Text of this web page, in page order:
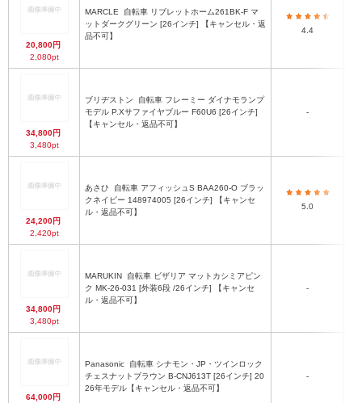
20,800円
2,080pt
MARCLE
ットダークグリーン [26インチ] 【キャンセル・返
品不可】
4.4
34,800円
3,480pt
ブリヂストン
モデル P.Xサファイヤブルー F60U6 [26インチ]
【キャンセル・返品不可】
-
24,200円
2,420pt
あさひ
クネイビー 148974005 [26インチ] 【キャンセ
ル・返品不可】
5.0
34,800円
3,480pt
MARUKIN
ク MK-26-031 [外装6段 /26インチ] 【キャンセ
ル・返品不可】
-
64,000円
Panasonic
チェスナットブラウン B-CNJ613T [26インチ] 20
26年モデル【キャンセル・返品不可】
-